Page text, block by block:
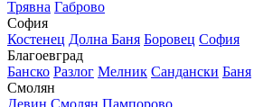
Трявна Габрово
София
Костенец Долна Баня Боровец София
Благоевград
Банско Разлог Мелник Сандански Баня
Смолян
Девин Смолян Пампорово